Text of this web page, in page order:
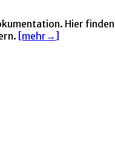
Hier
[mehr→]